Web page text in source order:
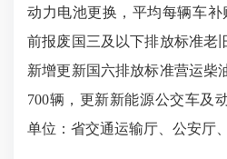
动力电池更换，平均每辆车补
前报废国三及以下排放标准老
新增更新国六排放标准营运柴
700辆，更新新能源公交车及
单位：省交通运输厅、公安厅